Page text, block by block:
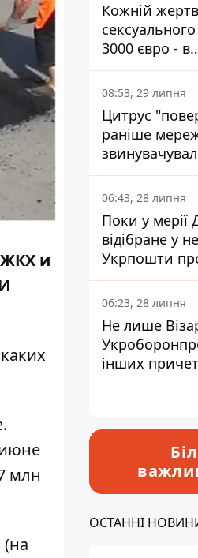
и
млн
Кожній
3000 євро - в
Інформатору,
гроші
08:53, 29 липня
Цитрус
раніше
контрабанді
ухиленні від
податків
06:43, 28 липня
Поки у мерії
відібране у
Укрпошти
мільйони
06:23, 28 липня
Не лише Візар
інших
ОСТАННІ